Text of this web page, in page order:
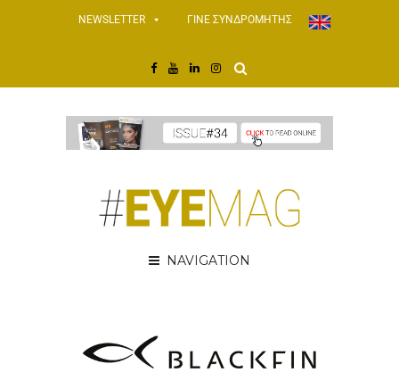
NEWSLETTER ΓΙΝΕ ΣΥΝΔΡΟΜΗΤΗΣ
NAVIGATION